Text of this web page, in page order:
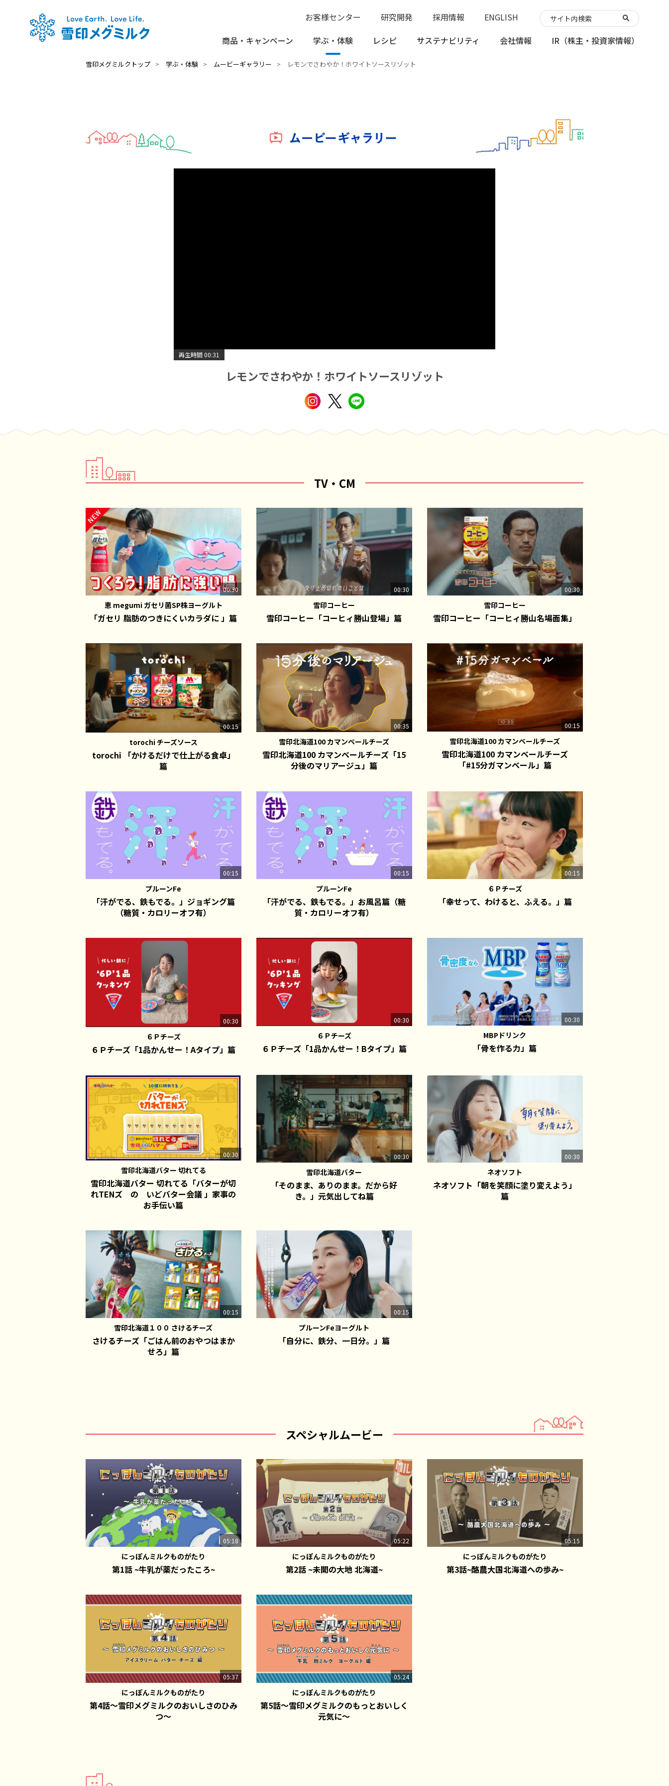
商品・ キャンペーン 学ぶ・ 体験 レシピ サステナビリティ 会社情報 IR （株主・投資家情報）
お客様センター 研究開発 採用情報 ENGLISH
雪印メグミルクトップ 学ぶ・体験 ムービーギャラリー レモンでさわやか！ホワイトソースリゾット
再生時間00:31
レモンでさわやか！ホワイトソースリゾット
TV・CM
00:30
恵 megumi ガセリ菌SP株ヨーグルト
「ガセリ 脂肪のつきにくいカラダに 」篇
00:30
雪印コーヒー
雪印コーヒー「コーヒィ勝山登場」篇
00:30
雪印コーヒー
雪印コーヒー「コーヒィ勝山名場面集」
00:15
torochi チーズソース
torochi 「かけるだけで仕上がる食卓」
篇
00:35
雪印北海道100 カマンベールチーズ
雪印北海道100 カマンベールチーズ「15
分後のマリアージュ」篇
00:15
雪印北海道100 カマンベールチーズ
雪印北海道100 カマンベールチーズ
「#15分ガマンベール」篇
00:15
プルーンFe
「汗がでる、鉄もでる。」ジョギング篇
（糖質・カロリーオフ有）
00:15
プルーンFe
「汗がでる、鉄もでる。」お風呂篇（糖
質・カロリーオフ有）
00:15
６Ｐチーズ
「幸せって、わけると、ふえる。」篇
00:30
６Ｐチーズ
６Ｐチーズ「1品かんせー！Aタイプ」篇
00:30
６Ｐチーズ
６Ｐチーズ「1品かんせー！Bタイプ」篇
00:30
MBPドリンク
「骨を作る力」篇
00:30
雪印北海道バター 切れてる
雪印北海道バター 切れてる「バターが切
れTENズ の いどバター会議 」家事の
お手伝い篇
00:30
雪印北海道バター
「そのまま、ありのまま。だから好
き。」元気出してね篇
00:30
ネオソフト
ネオソフト「朝を笑顔に塗り変えよう」
篇
00:15
雪印北海道１００ さけるチーズ
さけるチーズ「ごはん前のおやつはまか
せろ」篇
00:15
プルーンFeヨーグルト
「自分に、鉄分、一日分。」篇
スペシャルムービー
05:18
にっぽんミルクものがたり
第1話 ~牛乳が薬だったころ~
05:22
にっぽんミルクものがたり
第2話 ~未開の大地 北海道~
05:15
にっぽんミルクものがたり
第3話~酪農大国北海道への歩み~
05:37
にっぽんミルクものがたり
第4話～雪印メグミルクのおいしさのひみ
つ～
05:24
にっぽんミルクものがたり
第5話～雪印メグミルクのもっとおいしく
元気に～